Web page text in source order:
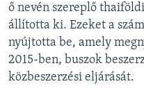
ő nevén szereplő
állította ki. Ezeket a
nyújtotta be, amely
2015-ben, buszok
közbeszerzési eljárását.